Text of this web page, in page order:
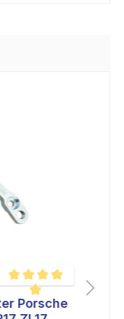
Durchschnittliche
Porsche